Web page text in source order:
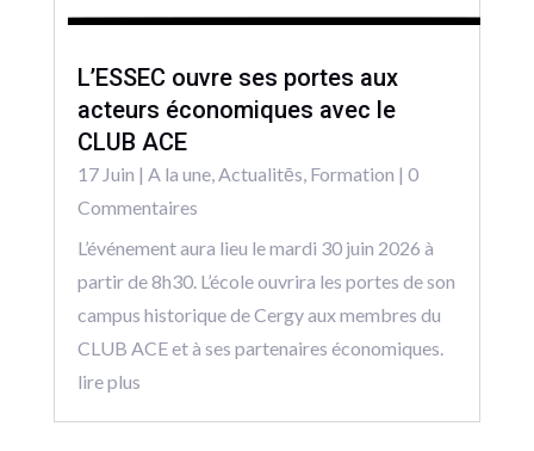
L’ESSEC ouvre ses portes aux
acteurs économiques avec le
CLUB ACE
17 Juin | A la une,Actualitēs, Formation | 0
Commentaires
L’événement aura lieu le mardi 30 juin 2026 à
partir de 8h30. L’école ouvrira les portes de son
campus historique de Cergy aux membres du
CLUB ACE et à ses partenaires économiques.
lire plus